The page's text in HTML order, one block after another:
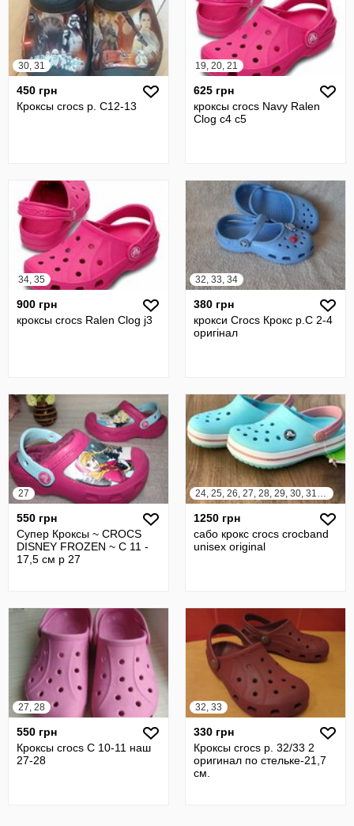
30, 31
450 грн
Кроксы crocs p. С12-13
19, 20, 21
625 грн
кроксы crocs Navy Ralen
Clog с4 с5
34, 35
900 грн
кроксы crocs Ralen Clog j3
32, 33, 34
380 грн
крокси Crocs Крокс р.С 2-4
оригінал
27
550 грн
Супер Кроксы ~ CROCS
DISNEY FROZEN ~ C 11 -
17,5 см р 27
24, 25, 26, 27, 28, 29, 30, 31, 32, 33
1250 грн
сабо крокс crocs crocband
unisex original
27, 28
550 грн
Кроксы crocs C 10-11 наш
27-28
32, 33
330 грн
Кроксы crocs р. 32/33 2
оригинал по стельке-21,7
см.